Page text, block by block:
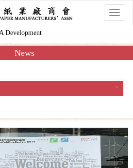
香
港
會
Development
News